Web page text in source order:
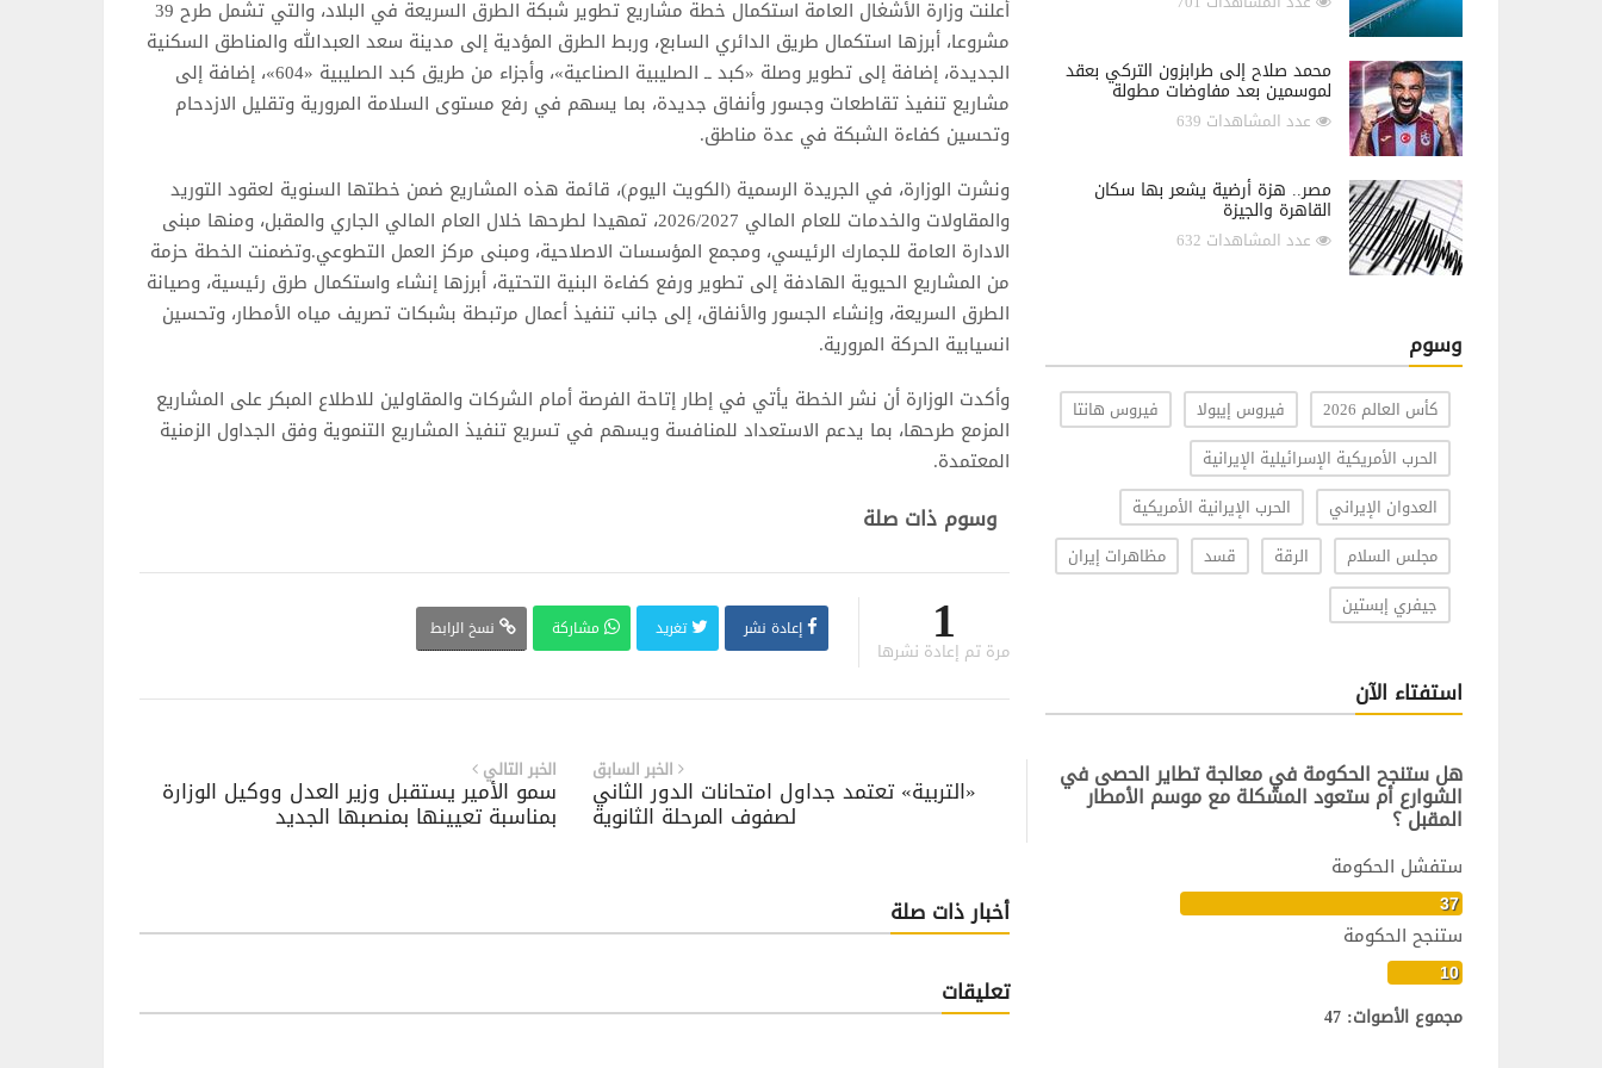
أعلنت وزارة الأشغال العامة استكمال خطة مشاريع تطوير شبكة الطرق السريعة في البلاد، والتي تشمل طرح 39
مشروعا، أبرزها استكمال طريق الدائري السابع، وربط الطرق المؤدية إلى مدينة سعد العبدالله والمناطق السكنية
الجديدة، إضافة إلى تطوير وصلة «كبد ــ الصليبية الصناعية»، وأجزاء من طريق كبد الصليبية «604»، إضافة إلى
مشاريع تنفيذ تقاطعات وجسور وأنفاق جديدة، بما يسهم في رفع مستوى السلامة المرورية وتقليل الازدحام
وتحسين كفاءة الشبكة في عدة مناطق.
ونشرت الوزارة، في الجريدة الرسمية (الكويت اليوم)، قائمة هذه المشاريع ضمن خطتها السنوية لعقود التوريد
والمقاولات والخدمات للعام المالي 2026/2027، تمهيدا لطرحها خلال العام المالي الجاري والمقبل، ومنها مبنى
الادارة العامة للجمارك الرئيسي، ومجمع المؤسسات الاصلاحية، ومبنى مركز العمل التطوعي.وتضمنت الخطة حزمة
من المشاريع الحيوية الهادفة إلى تطوير ورفع كفاءة البنية التحتية، أبرزها إنشاء واستكمال طرق رئيسية، وصيانة
الطرق السريعة، وإنشاء الجسور والأنفاق، إلى جانب تنفيذ أعمال مرتبطة بشبكات تصريف مياه الأمطار، وتحسين
انسيابية الحركة المرورية.
وأكدت الوزارة أن نشر الخطة يأتي في إطار إتاحة الفرصة أمام الشركات والمقاولين للاطلاع المبكر على المشاريع
المزمع طرحها، بما يدعم الاستعداد للمنافسة ويسهم في تسريع تنفيذ المشاريع التنموية وفق الجداول الزمنية
المعتمدة.
وسوم ذات صلة
1
مرة تم إعادة نشرها
إعادة نشر تغريد مشاركة نسخ الرابط
الخبر التالي
سمو الأمير يستقبل وزير العدل ووكيل الوزارة
بمناسبة تعيينها بمنصبها الجديد
الخبر السابق
«التربية» تعتمد جداول امتحانات الدور الثاني
لصفوف المرحلة الثانوية
أخبار ذات صلة
تعليقات
محمد صلاح إلى طرابزون التركي بعقد
لموسمين بعد مفاوضات مطولة
عدد المشاهدات 639
مصر.. هزة أرضية يشعر بها سكان
القاهرة والجيزة
عدد المشاهدات 632
وسوم
كأس العالم 2026 فيروس إيبولا
فيروس هانتا
الحرب الأمريكية الإسرائيلية الإيرانية
العدوان الإيراني
الحرب الإيرانية الأمريكية
مجلس السلام
الرقة قسد
مظاهرات إيران
جيفري إبستين
استفتاء الآن
هل ستنجح الحكومة في معالجة تطاير الحصى في
الشوارع أم ستعود المشكلة مع موسم الأمطار
المقبل ؟
ستفشل الحكومة
37
ستنجح الحكومة
10
مجموع الأصوات: 47